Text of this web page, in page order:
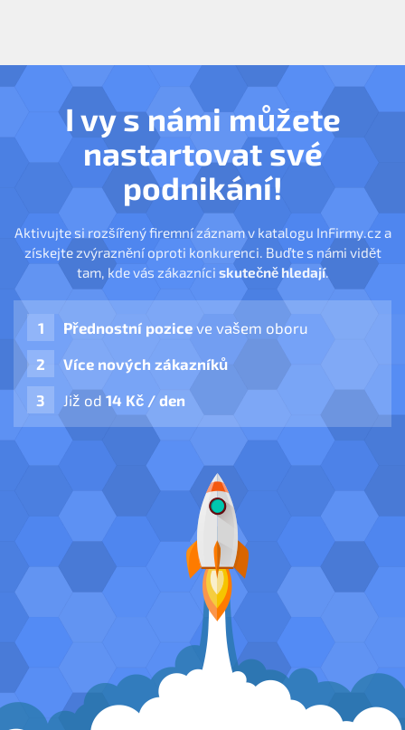
I vy s námi můžete
nastartovat své
podnikání!
Aktivujte si rozšířený firemní záznam v katalogu InFirmy.cz a
získejte zvýraznění oproti konkurenci. Buďte s námi vidět
tam, kde vás zákazníci skutečně hledají.
Přednostní pozice ve vašem oboru
Více nových zákazníků
Již od 14 Kč / den